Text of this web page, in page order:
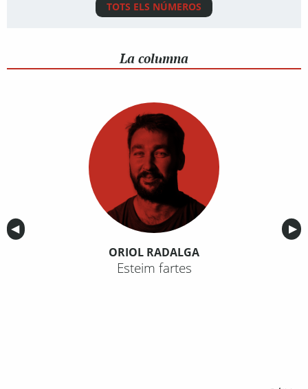
TOTS ELS NÚMEROS
La columna
Anterior
◀︎ ▶︎
ORIOL RADALGA
Esteim fartes